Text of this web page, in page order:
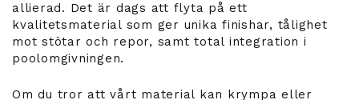
allierad. Det är dags att flyta på ett
kvalitetsmaterial som ger unika finishar, tålighet
mot stötar och repor, samt total integration i
poolomgivningen.
Om du tror att vårt material kan krympa eller